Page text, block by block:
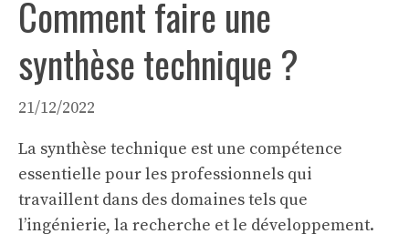
Comment faire une
synthèse technique ?
21/12/2022
La synthèse technique est une compétence
essentielle pour les professionnels qui
travaillent dans des domaines tels que
l’ingénierie, la recherche et le développement.